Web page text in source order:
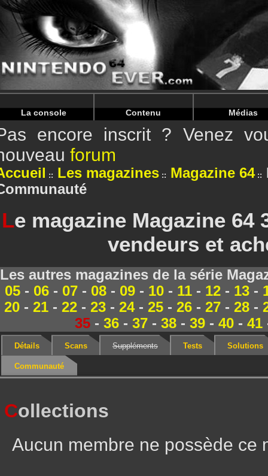
Warning: Undefined array key "HTTP_REFERER" in /
Warning: Undefined array key "HTTP_REFERER" in /
La console Contenu Médias
encore inscrit ? Venez
forum
Les magazines Magazine 64
Le magazine Magazine 64
vendeurs et
Les autres magazines de la série
05- 06- 07- 08- 09- 10- 11- 12- 13-
20 - 21 - 22 - 23 - 24- 25 - 26 - 27 - 28 -
35- 36- 37- 38- 39- 40- 41
Détails Scans Suppléments Tests Solutions
Communauté
Collections
Aucun membre ne possède ce